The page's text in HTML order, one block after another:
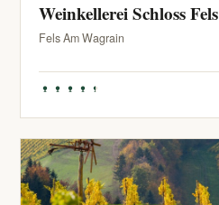
Weinkellerei Schloss Fels
Fels Am Wagrain